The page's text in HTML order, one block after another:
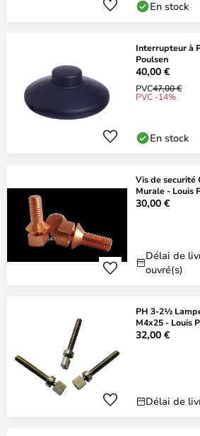
En stock
Interrupteur à
Poulsen
40,00 €
PVC47,00 €
PVC -14%
En stock
Vis de securité
Murale - Louis
30,00 €
Délai de
ouvré(s)
PH 3-2½
M4x25 - Louis
32,00 €
Délai de